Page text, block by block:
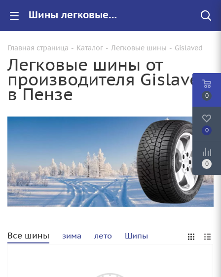
Шины легковые Gislaved купить в Пензе, цены на резину Gislaved для авто
Главная страница - Каталог - Легковые шины - Gislaved
Легковые шины от
производителя Gislaved
в Пензе
Все шины зима лето Шипы
0
0
0